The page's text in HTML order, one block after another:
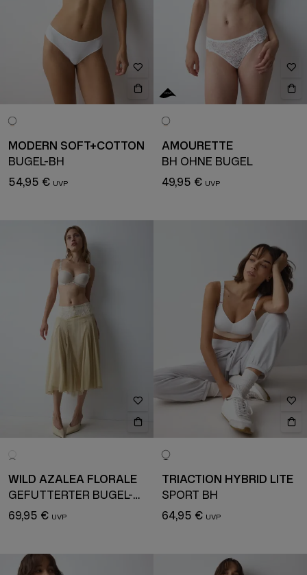
MODERN SOFT+COTTON
BÜGEL-BH
54,95 €
AMOURETTE
BH OHNE BÜGEL
49,95 €
WILD AZALEA FLORALE
GEFÜTTERTER BÜGEL-BH
69,95 €
TRIACTION HYBRID LITE
SPORT BH
64,95 €